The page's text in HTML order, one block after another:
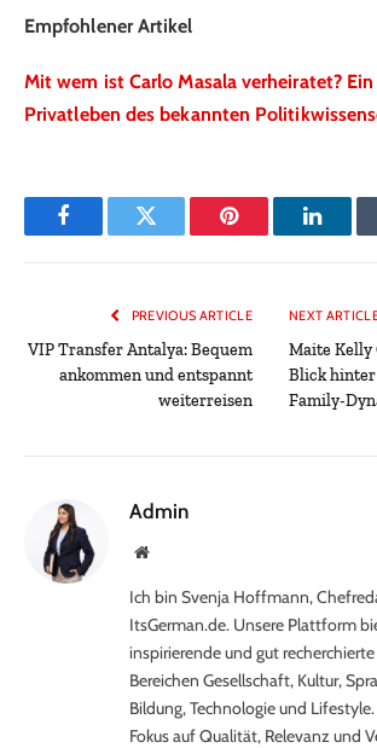
Empfohlener Artikel
Mit wem ist Carlo Masala verheiratet?
Privatleben des bekannten
FacebookTwitter Pinterest
PREVIOUS ARTICLE
VIP Transfer Antalya: Bequem
ankommen und entspannt
weiterreisen
NEXT
Maite Kelly
Blick
Family-
Admin
Website
Ich bin Svenja Hoffmann,
ItsGerman.de. Unsere Plattform
inspirierende und gut
Bereichen Gesellschaft, Kultur,
Bildung, Technologie und
Fokus auf Qualität, Relevanz und